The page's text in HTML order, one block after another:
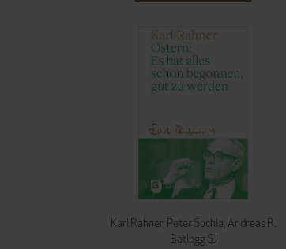
Karl Rahner, Peter Suchla, Andreas R.
Batlogg SJ